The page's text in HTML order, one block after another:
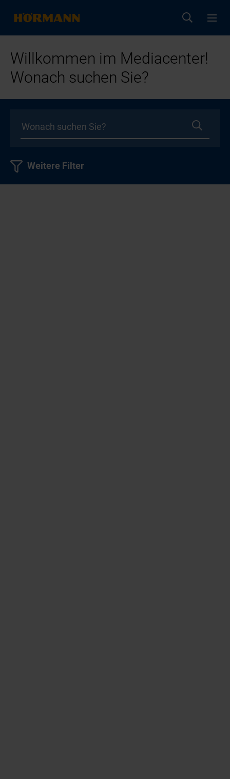
Willkommen im Mediacenter!
Wonach suchen Sie?
Weitere Filter